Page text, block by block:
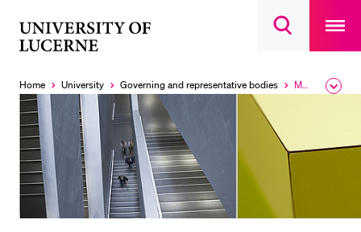
Open
main
Home University Governing and representative bodies
Currently
Mid-level Organisation University of Lucerne (MOL)
RECENT SEARCHES
INFORMATION FOR…
Prospective Students
Current Students
Researchers
Staff